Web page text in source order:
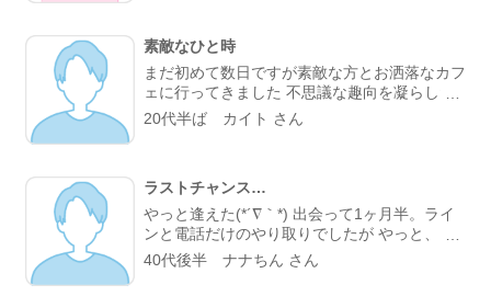
ジが盛り上がり嬉しかったです。 カフェに誘
ってもらい、実際にお会いするととっても話し
やすくて、時間があっという間。 少し年上で
したが、気を使わずに話せる感じが心地よく
て、「また会いたいな」と素直に伝えました。
うなるかはわからないけど、出会えてよかった
と思える人になりました。
素敵なひと時
まだ初めて数日ですが素敵な方とお洒落なカフ
ェに行ってきました 不思議な趣向を凝らした
カフェで過ごす時間はとてもリラックスできま
した 真面目な出会いがちゃんとあることが分
20代半ば カイト さん
ラストチャンス…
やっと逢えた(*´∇｀*) 出会って1ヶ月半。ライ
ンと電話だけのやり取りでしたが やっと、 実
際に会うことが叶った。 お互い会うことは諦
めていましたが叶った。 諦めないことが大切
40代後半 ナナちん さん